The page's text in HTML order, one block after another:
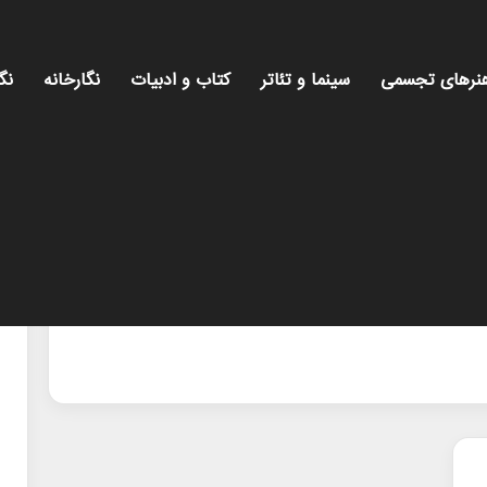
تجسمی سینما و تئاتر کتاب و ادبیات نگارخانه